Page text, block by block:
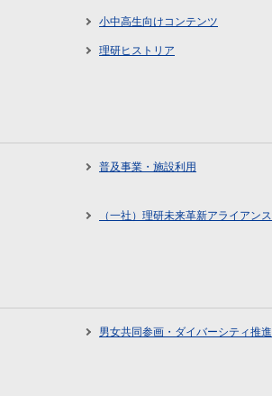
小中高生向けコンテンツ
理研ヒストリア
普及事業・施設利用
（一社）理研未来革新アライアンス
男女共同参画・ダイバーシティ推進